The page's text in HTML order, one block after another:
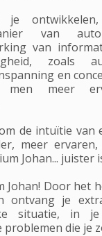
je
van
van
zoals
en
men meer
de intuïtie van
meer
Johan... juister
Johan! Door het
ontvang je
situatie, in
problemen die je